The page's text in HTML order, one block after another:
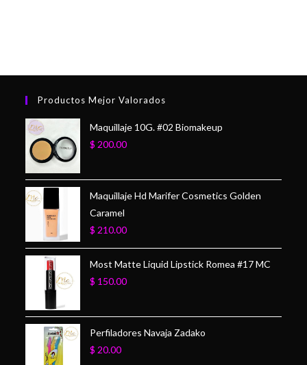
Productos Mejor Valorados
Maquillaje 10G. #02 Biomakeup
$ 200.00
Maquillaje Hd Marifer Cosmetics Golden
Caramel
$ 210.00
Most Matte Liquid Lipstick Romea #17 MC
$ 150.00
Perfiladores Navaja Zadako
$ 20.00